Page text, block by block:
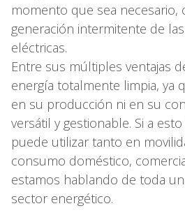
momento que sea necesario,
generación intermitente de
eléctricas.
Entre sus múltiples ventajas
energía totalmente limpia, ya
en su producción ni en su
versátil y gestionable. Si a
puede utilizar tanto en
consumo doméstico,
estamos hablando de toda
sector energético.